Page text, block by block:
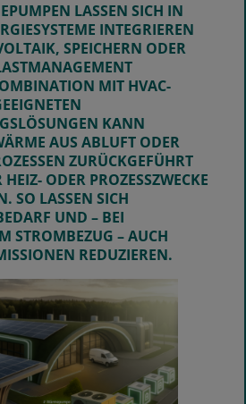
LASSEN SICH IN
INTEGRIEREN
SPEICHERN ODER
MIT HVAC-
KANN
AUS ABLUFT ODER
ZURÜCKGEFÜHRT
ODER PROZESSZWECKE
SO LASSEN SICH
UND – BEI
STROMBEZUG – AUCH
REDUZIEREN.